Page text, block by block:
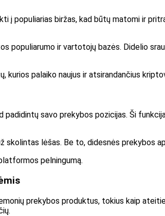
į populiarias biržas, kad būtų matomi ir
populiarumo ir vartotojų bazės. Didelio
kurios palaiko naujus ir atsirandančius
savo prekybos pozicijas. Ši
skolintas lėšas. Be to, didesnės prekybos
pelningumą.
prekybos produktus, tokius kaip